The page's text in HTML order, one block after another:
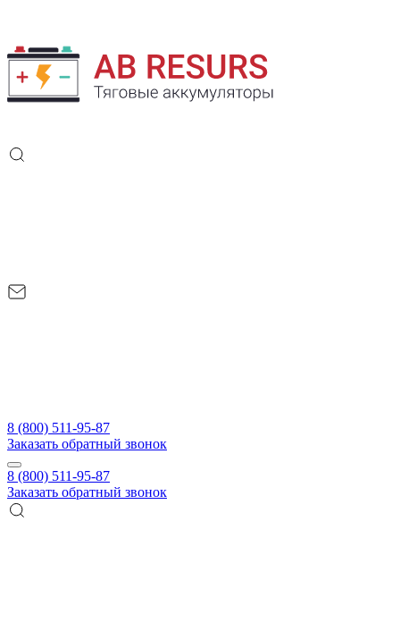
8 (800) 511-95-87
Заказать обратный звонок
8 (800) 511-95-87
Заказать обратный звонок